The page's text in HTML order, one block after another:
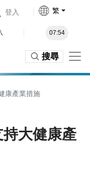
登入 繁
07:54
搜尋
康產業措施
大健康產